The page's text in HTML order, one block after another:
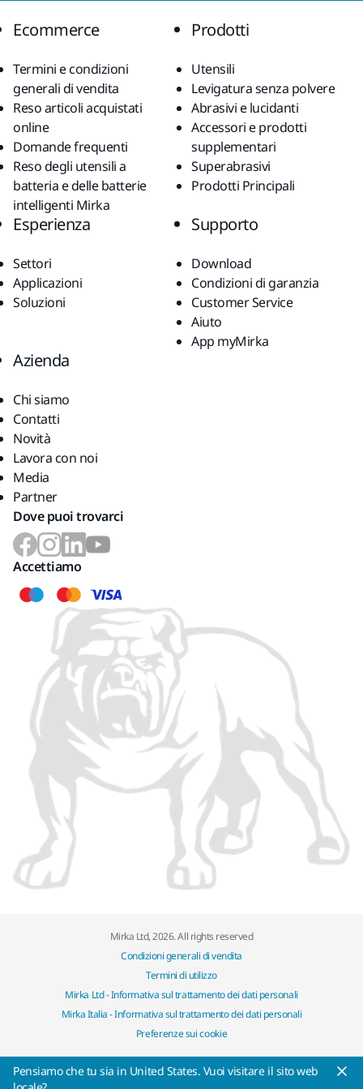
Ecommerce
Termini e condizioni
generali di vendita
Reso articoli acquistati
online
Domande frequenti
Reso degli utensili a
batteria e delle batterie
intelligenti Mirka
Prodotti
Utensili
Levigatura senza polvere
Abrasivi e lucidanti
Accessori e prodotti
supplementari
Superabrasivi
Prodotti Principali
Esperienza
Settori
Applicazioni
Soluzioni
Supporto
Download
Condizioni di garanzia
Customer Service
Aiuto
App myMirka
Azienda
Chi siamo
Contatti
Novità
Lavora con noi
Media
Partner
Dove puoi trovarci
Accettiamo
Mirka Ltd, 2026. All rights reserved
Condizioni generali di vendita
Termini di utilizzo
Mirka Ltd - Informativa sul trattamento dei dati personali
Mirka Italia - Informativa sul trattamento dei dati personali
Preferenze sui cookie
Pensiamo che tu sia in United States. Vuoi visitare il sito web